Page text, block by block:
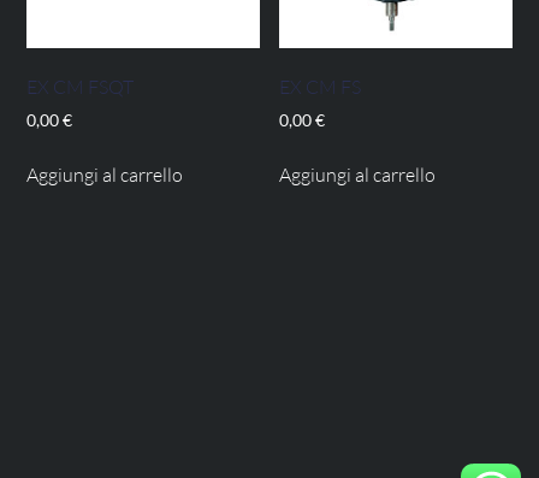
EX CM FSQT
0,00€
Aggiungi al carrello
EX CM FS
0,00€
Aggiungi al carrello